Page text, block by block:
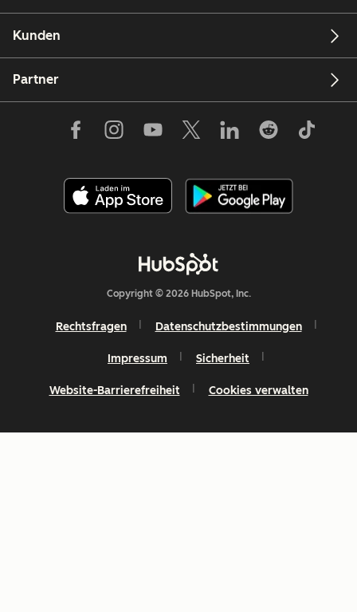
Kunden
Partner
Copyright © 2026 HubSpot, Inc.
Rechtsfragen Datenschutzbestimmungen
Impressum Sicherheit
Website-Barrierefreiheit Cookies verwalten